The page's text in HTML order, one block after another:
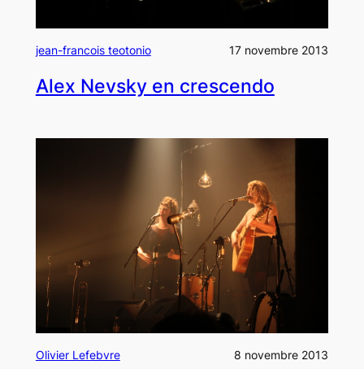
jean-francois teotonio 17 novembre 2013
Alex Nevsky en crescendo
Olivier Lefebvre 8 novembre 2013